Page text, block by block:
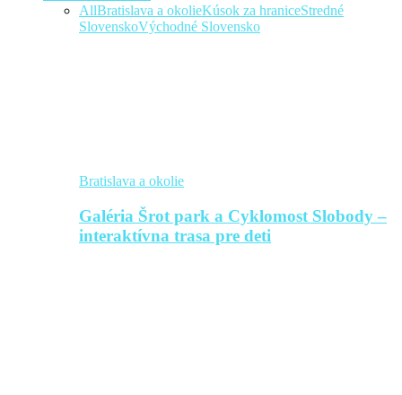
AllBratislava a okolieKúsok za hraniceStredné
SlovenskoVýchodné Slovensko
Bratislava a okolie
Galéria Šrot park a Cyklomost Slobody –
interaktívna trasa pre deti